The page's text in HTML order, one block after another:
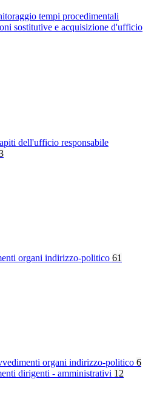
tempi procedimentali
sostitutive e acquisizione d'ufficio
dell'ufficio responsabile
organi indirizzo-politico 61
organi indirizzo-politico 6
dirigenti - amministrativi 12